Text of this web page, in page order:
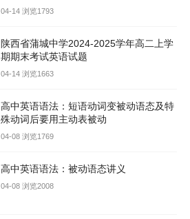
04-14 浏览1793
陕西省蒲城中学2024-2025学年高二上学
期期末考试英语试题
04-14 浏览1663
高中英语语法：短语动词变被动语态及特
殊动词后要用主动表被动
04-08 浏览1769
高中英语语法：被动语态讲义
04-08 浏览2008